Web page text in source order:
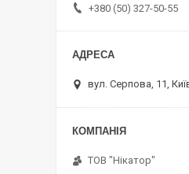
+380 (50) 327-50-55
вул. Серпова, 11,
ТОВ "Нікатор"